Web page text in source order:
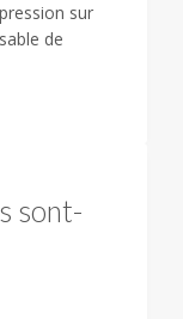
sur
de
sont-